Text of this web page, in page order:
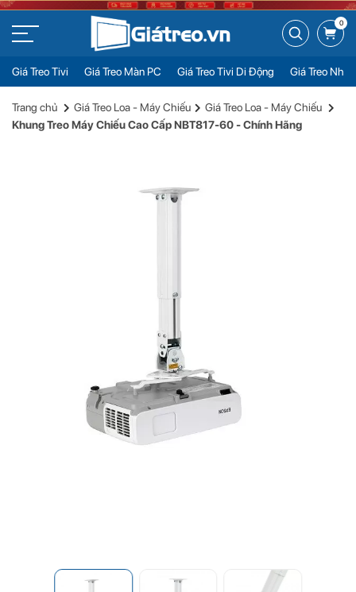
0
Giá Treo Tivi Giá Treo Màn PC Giá Treo Tivi Di Động
Giá Treo
380.000đ
Đặt mua
Trang chủ Giá Treo Loa - Máy Chiếu
Giá Treo Loa - Máy Chiếu
Khung Treo Máy Chiếu Cao Cấp NBT817-60 - Chính Hãng